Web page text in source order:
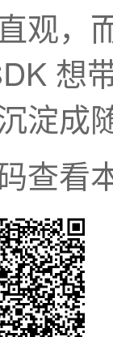
观，
想
淀成
查看